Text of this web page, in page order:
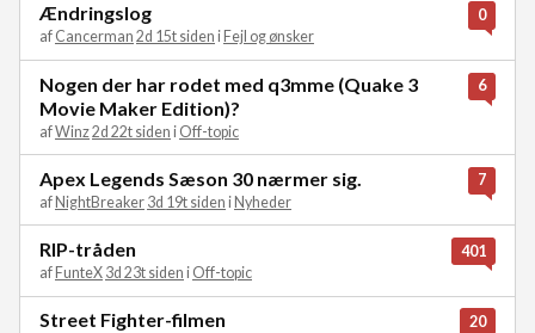
Ændringslog
af Cancerman 2d 15t siden i Fejl og ønsker
0
Nogen der har rodet med q3mme (Quake 3
Movie Maker Edition)?
afWinz2d 22t siden i Off-topic
6
Apex Legends Sæson 30 nærmer sig.
afNightBreaker 3d 19t siden iNyheder
7
RIP-tråden
af FunteX 3d 23t siden i Off-topic
401
Street Fighter-filmen 20